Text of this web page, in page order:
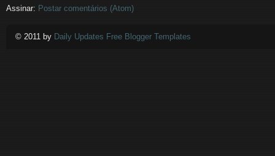
Assinar: Postar comentários (Atom)
© 2011 by Daily Updates Free Blogger Templates